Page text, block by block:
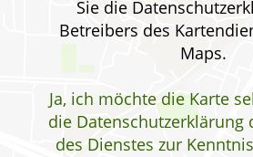
Sie die
Betreibers des
Maps.
Ja, ich möchte die Karte
die Datenschutzerklärung
des Dienstes zur